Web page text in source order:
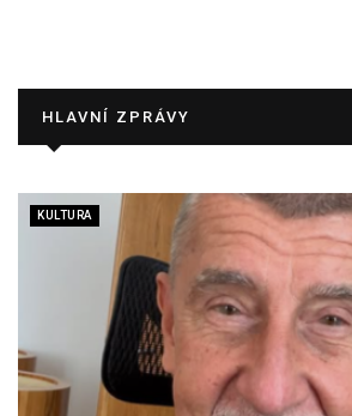
HLAVNÍ ZPRÁVY
KULTURA